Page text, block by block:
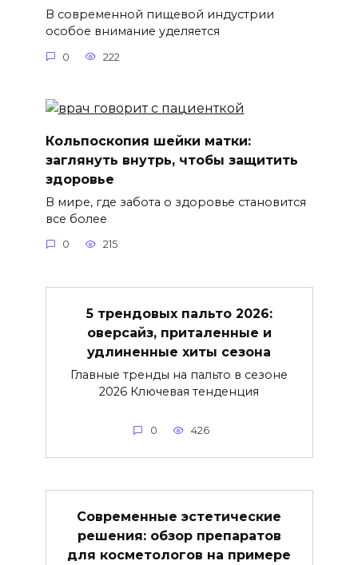
В современной пищевой индустрии
особое внимание уделяется
0 222
Кольпоскопия шейки матки:
заглянуть внутрь, чтобы защитить
здоровье
В мире, где забота о здоровье становится
все более
0 215
5 трендовых пальто 2026:
оверсайз, приталенные и
удлиненные хиты сезона
Главные тренды на пальто в сезоне
2026 Ключевая тенденция
0 426
Современные эстетические
решения: обзор препаратов
для косметологов на примере